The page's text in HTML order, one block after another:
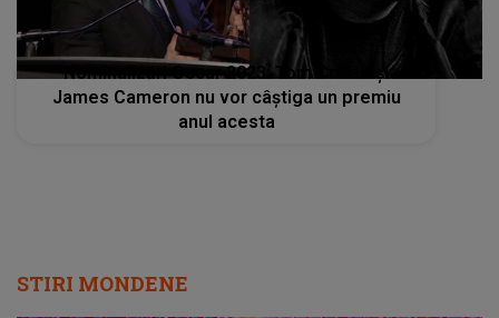
Nominalizări Oscar 2023: Tom Cruise și
James Cameron nu vor câștiga un premiu
anul acesta
STIRI MONDENE